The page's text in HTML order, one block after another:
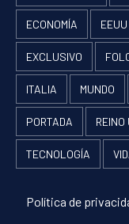
ECONOMÍA EEUU
EXCLUSIVO
ITALIA MUNDO
PORTADA REINO
TECNOLOGÍA
Política de